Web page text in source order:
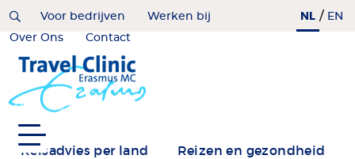
Overslaan
inhoud
gaan
HomeVoor bedrijven
Werken bij
Over Ons
Contact
NL / EN
Reisadvies per land Reizen en gezondheid